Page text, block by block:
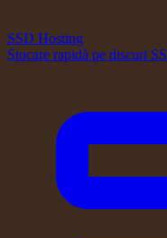
SSD Hosting
Stocare rapidă pe discuri